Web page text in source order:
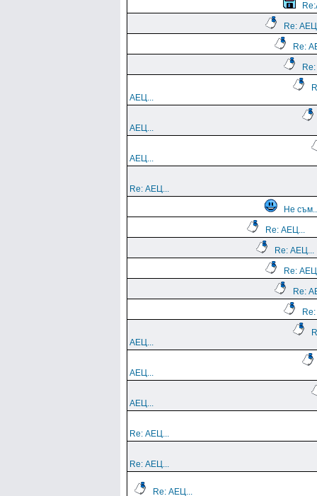
Re:
Re:
АЕЦ...
АЕЦ...
АЕЦ...
Re: АЕЦ...
Не
Re: АЕЦ...
Re: АЕЦ...
Re:
Re:
АЕЦ...
АЕЦ...
АЕЦ...
Re: АЕЦ...
Re: АЕЦ...
Re: АЕЦ...